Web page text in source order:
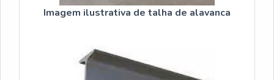
Imagem ilustrativa de talha de alavanca